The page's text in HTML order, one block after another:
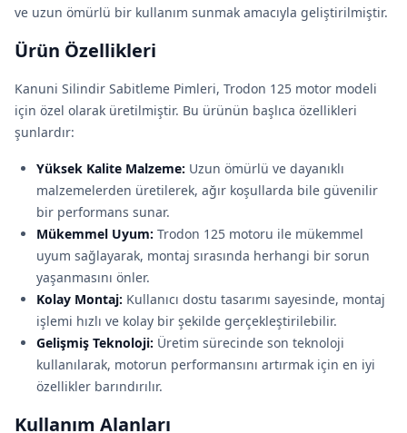
ve uzun ömürlü bir kullanım sunmak amacıyla geliştirilmiştir.
Ürün Özellikleri
Kanuni Silindir Sabitleme Pimleri, Trodon 125 motor modeli
için özel olarak üretilmiştir. Bu ürünün başlıca özellikleri
şunlardır:
Yüksek Kalite Malzeme: Uzun ömürlü ve dayanıklı
malzemelerden üretilerek, ağır koşullarda bile güvenilir
bir performans sunar.
Mükemmel Uyum: Trodon 125 motoru ile mükemmel
uyum sağlayarak, montaj sırasında herhangi bir sorun
yaşanmasını önler.
Kolay Montaj: Kullanıcı dostu tasarımı sayesinde, montaj
işlemi hızlı ve kolay bir şekilde gerçekleştirilebilir.
Gelişmiş Teknoloji: Üretim sürecinde son teknoloji
kullanılarak, motorun performansını artırmak için en iyi
özellikler barındırılır.
Kullanım Alanları